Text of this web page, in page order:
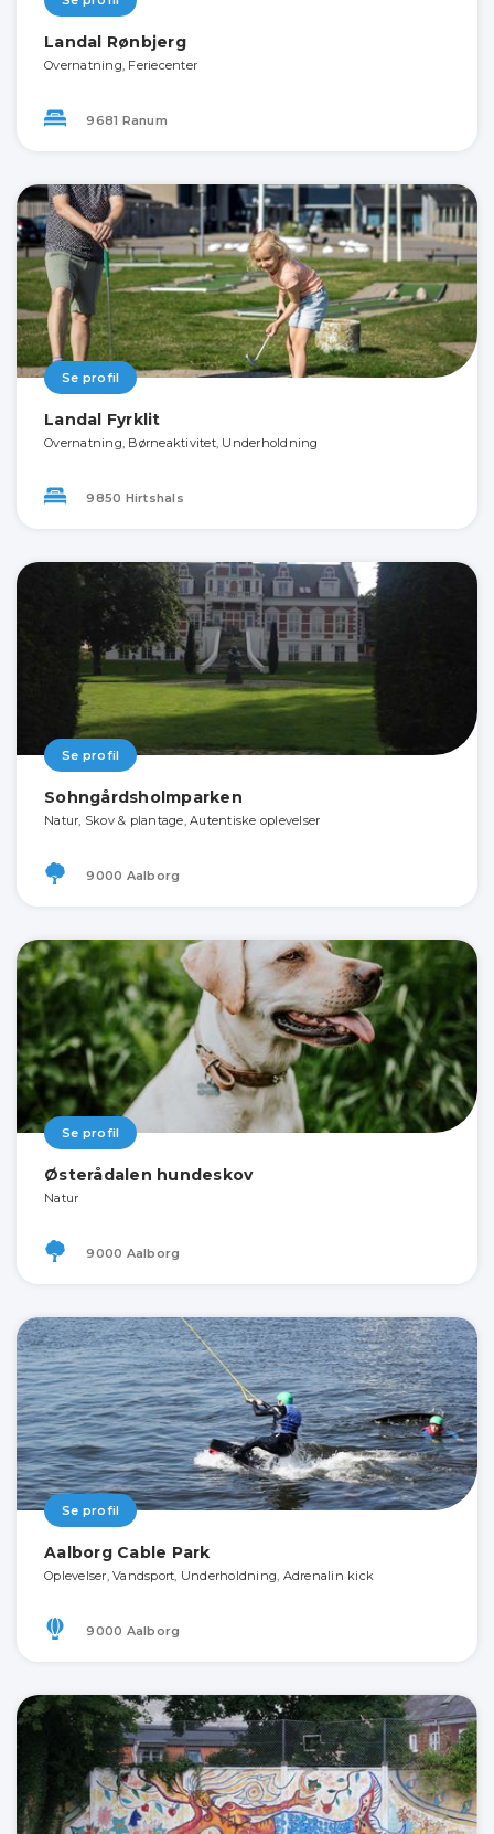
Landal Rønbjerg
Overnatning, Feriecenter
9681 Ranum
Se profil
Landal Fyrklit
Overnatning, Børneaktivitet, Underholdning
9850 Hirtshals
Se profil
Sohngårdsholmparken
Natur, Skov & plantage, Autentiske oplevelser
9000 Aalborg
Se profil
Østerådalen hundeskov
Natur
9000 Aalborg
Se profil
Aalborg Cable Park
Oplevelser, Vandsport, Underholdning, Adrenalin kick
9000 Aalborg